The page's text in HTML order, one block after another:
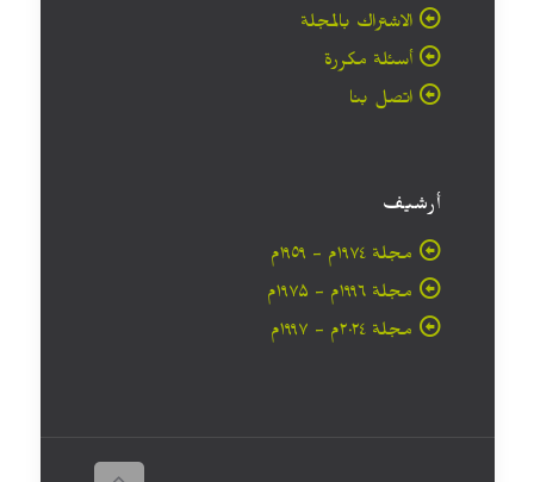
الاشتراك بالمجلة
أسئلة مكررة
اتصل بنا
أرشيف
مجلة ۱۹۷٤م - ١٩٥٩م
مجلة ۱۹۹٦م - ۱۹۷۵م
مجلة ۲۰۲٤م - ۱۹۹۷م